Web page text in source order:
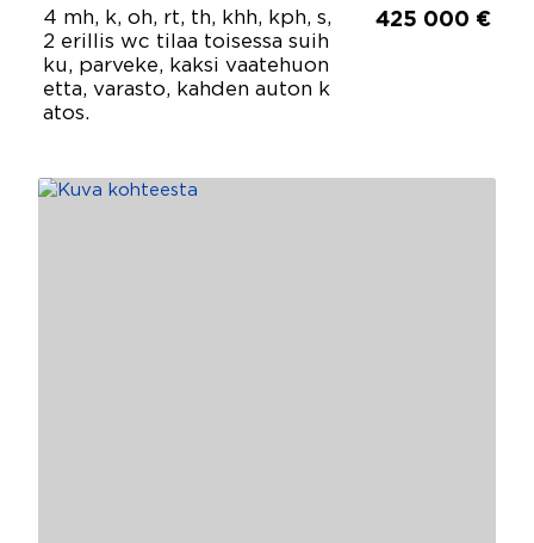
4 mh, k, oh, rt, th, khh, kph, s,
2 erillis wc tilaa toisessa suih
ku, parveke, kaksi vaatehuon
etta, varasto, kahden auton k
atos.
425 000 €